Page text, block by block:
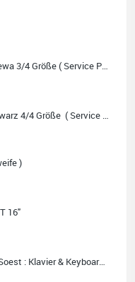
zulegen
Keyboard und bin
Kauf gefallen war,
alles nur noch
Kinder Konzertgitarren Gewa 3/4 Größe ( Service Preis inkl. Werkstatt Service )
Konzertgitarre Gewa schwarz 4/4 Größe ( Service Preis inkl. Werkstatt Service )
)
16"
Musikschule Lippstadt - Soest : Klavier & Keyboardunterricht